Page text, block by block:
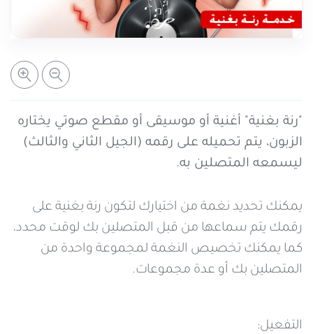
خدمات التعبئة والرصيد
عرض المزيد
تفاصيل الخدمة
اتصل بنا
شبكة التوزيع
الإجراءات
"رنة بغنية" أغنية أو موسيقى أو مقطع صوتي يختاره
الزبون، يتم تحميله على رقمه (الجيل الثاني والثالث)
ليسمعه المتصلين به.
يمكنك تحديد نغمة من اختيارك لتكون رنة بغنية على
رقمك يتم سماعها من قبل المتصلين بك لوقت محدد،
كما يمكنك تخصيص النغمة لمجموعة واحدة من
المتصلين بك أو عدة مجموعات.
التفعيل: